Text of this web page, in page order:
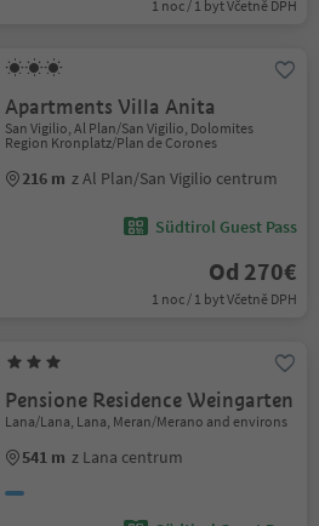
1 noc / 1 byt Včetně DPH
Apartments Villa Anita
San Vigilio, Al Plan/San Vigilio, Dolomites
Region Kronplatz/Plan de Corones
216 m z Al Plan/San Vigilio centrum
Südtirol Guest Pass
Od 270€
1 noc / 1 byt Včetně DPH
Pensione Residence Weingarten
Lana/Lana, Lana, Meran/Merano and environs
541 m z Lana centrum